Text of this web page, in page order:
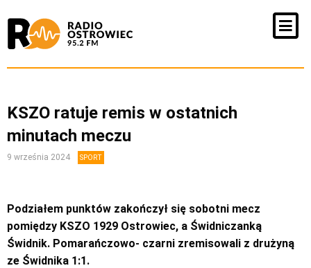
KSZO ratuje remis w ostatnich
minutach meczu
9 września 2024 SPORT
Podziałem punktów zakończył się sobotni mecz
pomiędzy KSZO 1929 Ostrowiec, a Świdniczanką
Świdnik. Pomarańczowo- czarni zremisowali z drużyną
ze Świdnika 1:1.